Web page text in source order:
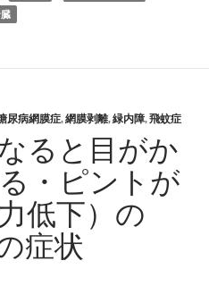
尿病網膜症,網膜剥離,緑内障,飛蚊症
ると目がか
・ピントが
低下）の
症状